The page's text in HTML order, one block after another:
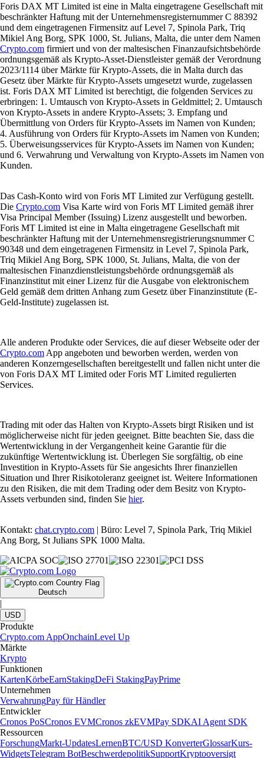
Foris DAX MT Limited ist eine in Malta eingetragene Gesellschaft mit
beschränkter Haftung mit der Unternehmensregisternummer C 88392
und dem eingetragenen Firmensitz auf Level 7, Spinola Park, Triq
Mikiel Ang Borg, SPK 1000, St. Julians, Malta, die unter dem Namen
Crypto.com firmiert und von der maltesischen Finanzaufsichtsbehörde
ordnungsgemäß als Krypto-Asset-Dienstleister gemäß der Verordnung
2023/1114 über Märkte für Krypto-Assets, die in Malta durch das
Gesetz über Märkte für Krypto-Assets umgesetzt wurde, zugelassen
ist. Foris DAX MT Limited ist berechtigt, die folgenden Services zu
erbringen: 1. Umtausch von Krypto-Assets in Geldmittel; 2. Umtausch
von Krypto-Assets in andere Krypto-Assets; 3. Empfang und
Übermittlung von Orders für Krypto-Assets im Namen von Kunden;
4. Ausführung von Orders für Krypto-Assets im Namen von Kunden;
5. Überweisungsservices für Krypto-Assets im Namen von Kunden;
und 6. Verwahrung und Verwaltung von Krypto-Assets im Namen von
Kunden.
Das Cash-Konto wird von Foris MT Limited zur Verfügung gestellt.
Die Crypto.com Visa Karte wird von Foris MT Limited gemäß ihrer
Visa Principal Member (Issuing) Lizenz ausgestellt und beworben.
Foris MT Limited ist eine in Malta eingetragene Gesellschaft mit
beschränkter Haftung mit der Unternehmensregistrierungsnummer C
90348 und dem eingetragenen Firmensitz in Level 7, Spinola Park,
Triq Mikiel Ang Borg, SPK 1000, St. Julians, Malta, die von der
maltesischen Finanzdienstleistungsbehörde ordnungsgemäß als
Finanzinstitut mit einer Lizenz für die Ausgabe von elektronischem
Geld gemäß dem dritten Anhang zum Gesetz über Finanzinstitute (E-
Geld-Institute) zugelassen ist.
Alle anderen Produkte oder Services, die auf dieser Webseite oder der
Crypto.com App angeboten und beworben werden, werden von
anderen Konzerngesellschaften bereitgestellt und fallen nicht unter die
von Foris DAX MT Limited oder Foris MT Limited regulierten
Services.
Trading mit oder das Halten von Krypto-Assets birgt Risiken und ist
möglicherweise nicht für jeden geeignet. Bitte beachten Sie, dass die
Wertentwicklung in der Vergangenheit keine Garantie für die
zukünftige Wertentwicklung ist. Überlegen Sie sorgfältig, ob eine
Investition in Krypto-Assets für Sie angesichts Ihrer finanziellen
Situation und Ihrer Risikotoleranz geeignet ist. Weitere Informationen
zu den Risiken, die mit dem Trading oder dem Besitz von Krypto-
Assets verbunden sind, finden Sie hier.
Kontakt: chat.crypto.com | Büro: Level 7, Spinola Park, Triq Mikiel
Ang Borg, St Julians SPK 1000 Malta.
Deutsch
|
USD
Produkte
Crypto.com AppOnchainLevel Up
Märkte
Krypto
Funktionen
KartenKörbeEarnStakingDeFi StakingPayPrime
Unternehmen
VerwahrungPay für Händler
Entwickler
Cronos PoSCronos EVMCronos zkEVMPay SDKAI Agent SDK
Ressourcen
ForschungMarkt-UpdatesLernenBTC/USD KonverterGlossarKurs-
WidgetsTelegram BotBeschwerdepolitikSupportKryptooversigt